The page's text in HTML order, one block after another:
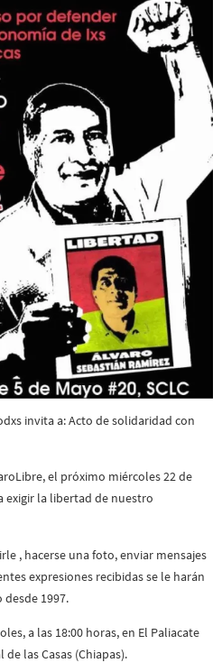
invita a: Acto de solidaridad con
el próximo miércoles 22 de
exigir la libertad de nuestro
, hacerse una foto, enviar mensajes
expresiones recibidas se le harán
1997.
a las 18:00 horas, en El Paliacate
las Casas (Chiapas).